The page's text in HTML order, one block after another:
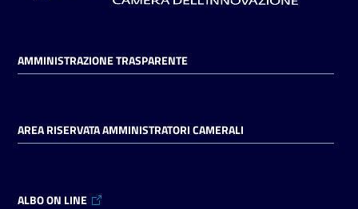
in
digitale
AMMINISTRAZIONE TRASPARENTE
AREA RISERVATA AMMINISTRATORI CAMERALI
ALBO ON LINE